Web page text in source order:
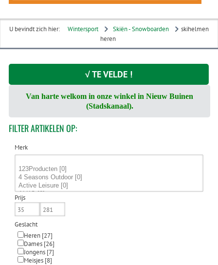
U bevindt zich hier: Wintersport Skiën - Snowboarden
skihelmen
heren
√ TE VELDE !
Van harte welkom in onze winkel in Nieuw Buinen
(Stadskanaal).
FILTERARTIKELEN OP:
Merk
Prijs
Geslacht
Heren[27]
Dames[26]
Jongens[7]
Meisjes[8]